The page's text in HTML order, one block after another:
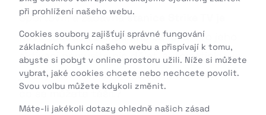
Sportovní a zábavnástanice Strike TV je
nově součástí základního balíčku. Pro jeho
aktivaci nemusíte nic dělat, automaticky se
již objevil v seznamu vašich TV kanálů. A na
co se můžete těšit?
při prohlížení našeho webu.
Cookies soubory zajišťují správné fungování
základních funkcí našeho webu a přispívají k tomu,
abyste si pobyt v online prostoru užili. Níže si můžete
vybrat, jaké cookies chcete nebo nechcete povolit.
Svou volbu můžete kdykoli změnit.
Máte-li jakékoli dotazy ohledně našich zásad